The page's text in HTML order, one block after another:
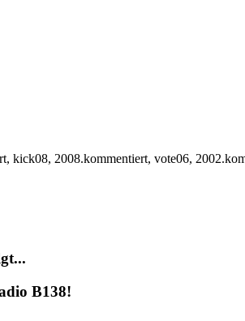
2008.kommentiert, vote06,
B138!